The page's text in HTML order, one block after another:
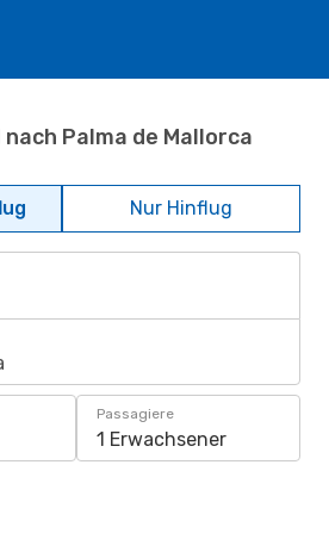
Palma de Mallorca
Nur Hinflug
Passagiere
1 Erwachsener